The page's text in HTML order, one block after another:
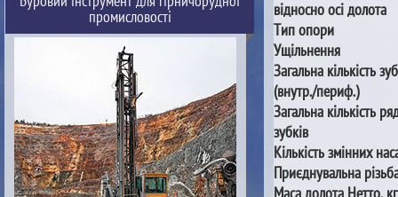
промисловості
відносно осі долота
Тип опори
Ущільнення
Загальна кількість
(внутр./периф.)
Загальна кількість
зубків
Кількість змінних
Приєднувальна